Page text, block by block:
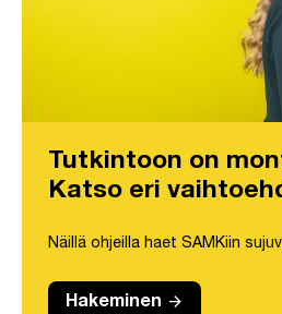
Tutkintoon on
Katso eri
Näillä ohjeilla haet SAMKiin
Hakeminen arrow_forward